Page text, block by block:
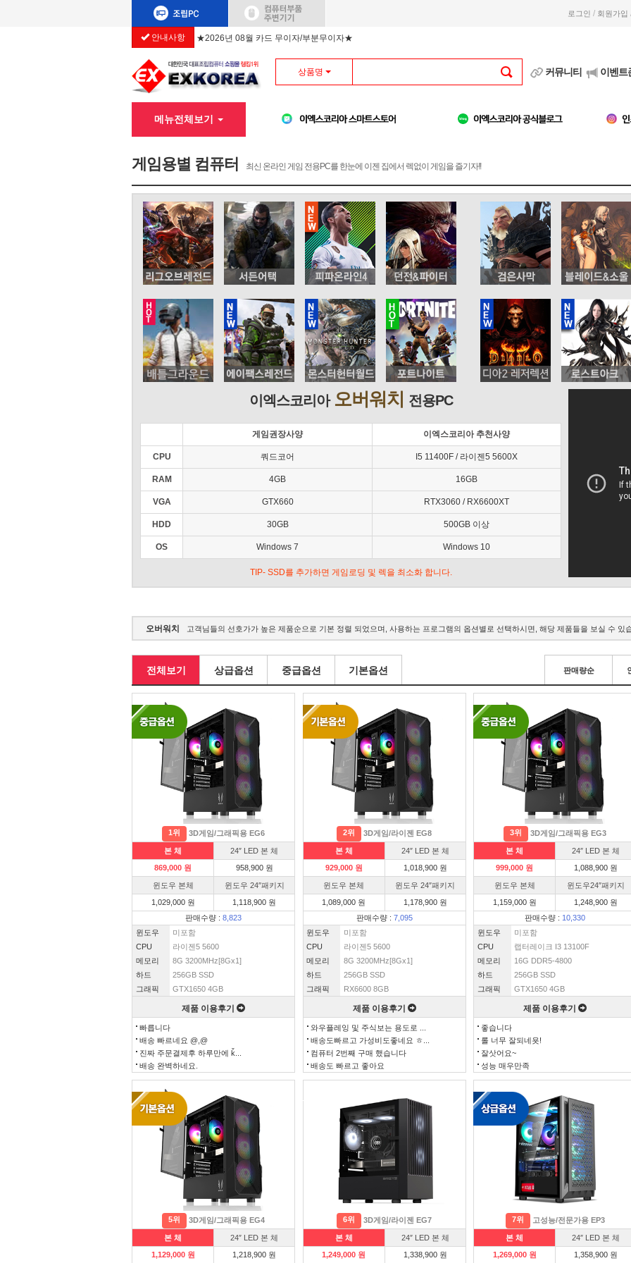
로그인 / 회원가입
안내사항 ★2026년 08월 카드 무이자/부분무이자★
상품명 커뮤니티 이벤트
메뉴전체보기
게임용별 컴퓨터 최신 온라인 게임 전용PC를 한눈에 이젠 집에서 렉없이 게임을 즐기자!!
이엑스코리아오버워치 전용PC
게임권장사양 이엑스코리아 추천사양
CPU 쿼드코어 I5 11400F / 라이젠5 5600X
RAM 4GB 16GB
VGA GTX660 RTX3060 / RX6600XT
HDD 30GB 500GB 이상
OS Windows 7 Windows 10
TIP- SSD를 추가하면 게임로딩 및 렉을 최소화 합니다.
오버워치 고객님들의 선호가가 높은 제품순으로 기본 정렬 되었으며, 사용하는 프로그램의 옵션별로 선택하시면, 해당 제품들을 보실 수 있
전체보기 상급옵션 중급옵션 기본옵션 판매량순
1위 3D게임/그래픽용 EG6
본 체
24″ LED 본 체
869,000 원
958,900 원
윈도우 본체
윈도우 24″패키지
1,029,000 원
1,118,900 원
판매수량 : 8,823
윈도우
미포함
CPU
라이젠5 5600
메모리
8G 3200MHz[8Gx1]
하드
256GB SSD
그래픽
GTX1650 4GB
제품 이용후기
빠릅니다
배송 빠르네요 @,@
진짜 주문결제후 하루만에 ǩ...
배송 완벽하네요.
2위 3D게임/라이젠 EG8
본 체
24″ LED 본 체
929,000 원
1,018,900 원
윈도우 본체
윈도우 24″패키지
1,089,000 원
1,178,900 원
판매수량 : 7,095
윈도우
미포함
CPU
라이젠5 5600
메모리
8G 3200MHz[8Gx1]
하드
256GB SSD
그래픽
RX6600 8GB
제품 이용후기
와우플레잉 및 주식보는 용도로 ...
배송도빠르고 가성비도좋네요 ㅎ...
컴퓨터 2번째 구매 했습니다
배송도 빠르고 좋아요
3위 3D게임/그래픽용 EG3
본 체
24″ LED 본 체
999,000 원
1,088,900 원
윈도우 본체
윈도우24″패키지
1,159,000 원
1,248,900 원
판매수량 : 10,330
윈도우
미포함
CPU
랩터레이크 I3 13100F
메모리
16G DDR5-4800
하드
256GB SSD
그래픽
GTX1650 4GB
제품 이용후기
좋습니다
롤 너무 잘되네욧!
잘삿어요~
성능 매우만족
5위 3D게임/그래픽용 EG4
본 체
24″ LED 본 체
1,129,000 원
1,218,900 원
6위 3D게임/라이젠 EG7
본 체
24″ LED 본 체
1,249,000 원
1,338,900 원
7위 고성능/전문가용 EP3
본 체
24″ LED 본 체
1,269,000 원
1,358,900 원